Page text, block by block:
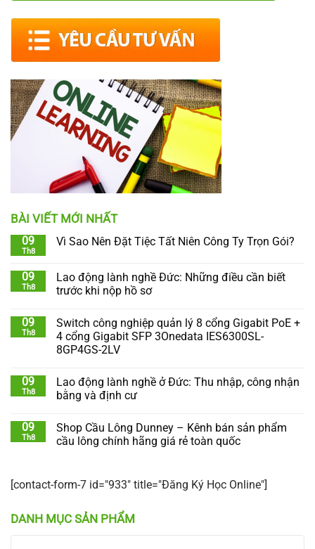
BÀI VIẾT MỚI NHẤT
09
Th8
Vì Sao Nên Đặt Tiệc Tất Niên Công Ty Trọn Gói?
09
Th8
Lao động lành nghề Đức: Những điều cần biết
trước khi nộp hồ sơ
09
Th8
Switch công nghiệp quản lý 8 cổng Gigabit PoE +
4 cổng Gigabit SFP 3Onedata IES6300SL-
8GP4GS-2LV
09
Th8
Lao động lành nghề ở Đức: Thu nhập, công nhận
bằng và định cư
09
Th8
Shop Cầu Lông Dunney – Kênh bán sản phẩm
cầu lông chính hãng giá rẻ toàn quốc
[contact-form-7 id="933" title="Đăng Ký Học Online"]
DANH MỤC SẢN PHẨM